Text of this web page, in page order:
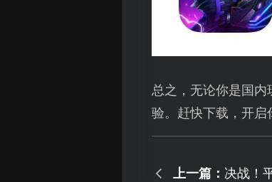
总之，无论你是国内
验。赶快下载，开启
上一篇： 决战！